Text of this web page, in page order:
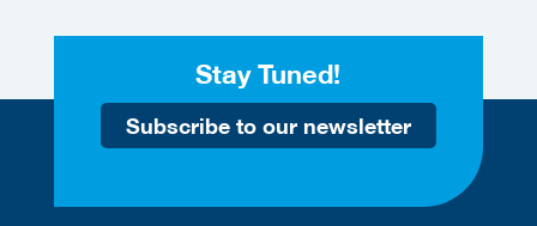
Stay Tuned!
Subscribe to our newsletter